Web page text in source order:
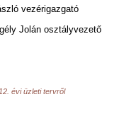
vezérigazgató
osztályvezető
évi üzleti tervről